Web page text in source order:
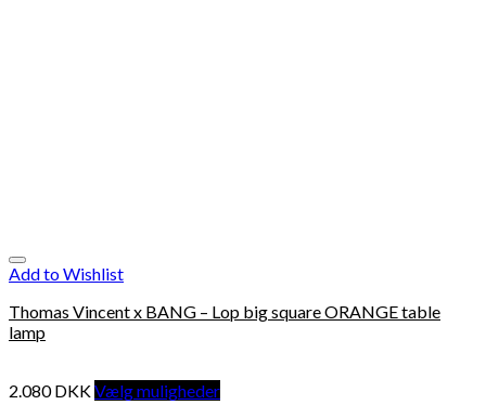
Add to Wishlist
Thomas Vincent x BANG – Lop big square ORANGE table
lamp
2.080DKKVælg muligheder